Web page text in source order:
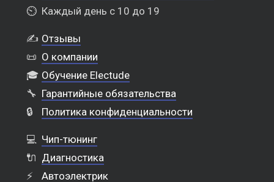
⏲️ Каждый день с 10 до 19
✍️ Отзывы
📜 О компании
🎓 Обучение Electude
🔧 Гарантийные обязательства
🔒
Политика конфиденциальности
💻 Чип-тюнинг
🔌 Диагностика
⚡
Автоэлектрик